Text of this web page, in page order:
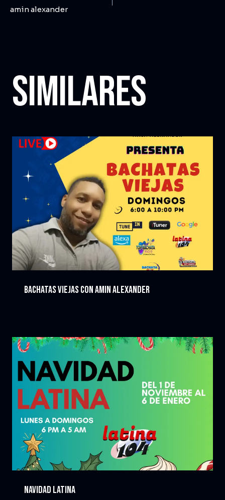
amin alexander
Similares
Bachatas VIEJAS con amin alexander
Navidad Latina